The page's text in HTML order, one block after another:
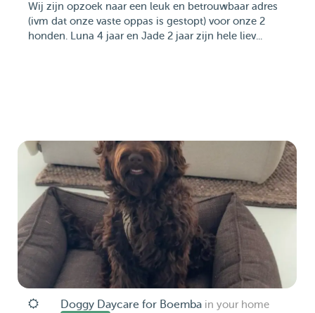
Wij zijn opzoek naar een leuk en betrouwbaar adres
(ivm dat onze vaste oppas is gestopt) voor onze 2
honden. Luna 4 jaar en Jade 2 jaar zijn hele liev...
Doggy Daycare for Boemba in your home